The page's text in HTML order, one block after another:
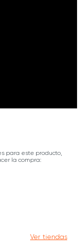
para este producto,
la compra:
Ver tiendas